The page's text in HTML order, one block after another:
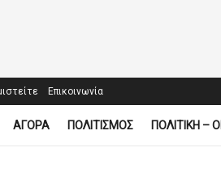
Επικοινωνία
ΑΓΟΡΑ ΠΟΛΙΤΙΣΜΟΣ ΠΟΛΙΤΙΚΗ –